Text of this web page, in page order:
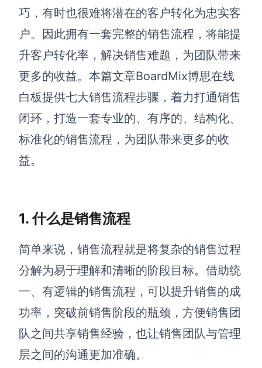
博思设计
一体化产品设计工具
博思AIPPT
AI生成PPT，支持在线编辑
资源与下载
向团队介绍
博思白板boardmix
客户端、插件
解决方案
高效协作
在线绘图
思维和灵感整理
巧，有时也很难将潜在的客户转化为忠实客
户。因此拥有一套完整的销售流程，将能提
升客户转化率，解决销售难题，为团队带来
更多的收益。本篇文章BoardMix博思在线
白板提供七大销售流程步骤，着力打通销售
闭环，打造一套专业的、有序的、结构化、
标准化的销售流程，为团队带来更多的收
益。
1. 什么是销售流程
简单来说，销售流程就是将复杂的销售过程
分解为易于理解和清晰的阶段目标。借助统
一、有逻辑的销售流程，可以提升销售的成
功率，突破前销售阶段的瓶颈，方便销售团
队之间共享销售经验，也让销售团队与管理
层之间的沟通更加准确。